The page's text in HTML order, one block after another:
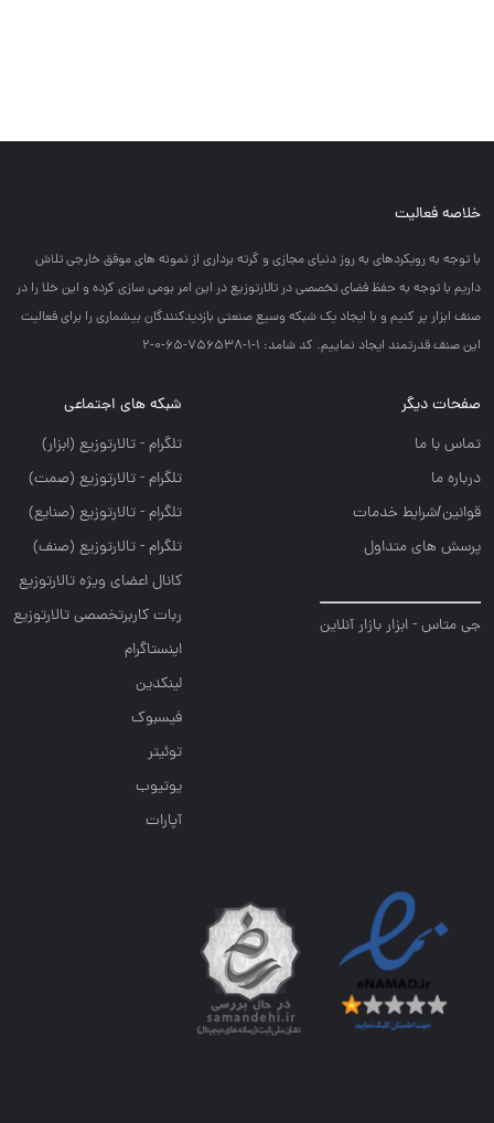
خلاصه فعالیت
با توجه به رويكردهاي به روز دنياي مجازي و گرته برداري از نمونه هاي موفق خارجي تلاش
داريم با توجه به حفظ فضاي تخصصي در تالارتوزيع در اين امر بومي سازي كرده و اين خلا را در
صنف ابزار پر كنيم و با ايجاد يك شبكه وسيع صنعتي بازديدكنندگان بيشماري را براي فعاليت
اين صنف قدرتمند ايجاد نماييم. کد شامد: 1-1-756538-65-0-2
صفحات دیگر
تماس با ما
درباره ما
قوانین/شرایط خدمات
پرسش های متداول
جی متاس - ابزار بازار آنلاین
شبکه های اجتماعی
تلگرام - تالارتوزيع (ابزار)
تلگرام - تالارتوزيع (صمت)
تلگرام - تالارتوزيع (صنايع)
تلگرام - تالارتوزیع (صنف)
کانال اعضای ویژه تالارتوزیع
ربات کاربرتخصصی تالارتوزیع
اینستاگرام
لینکدین
فیسبوک
توئیتر
یوتیوب
آپارات